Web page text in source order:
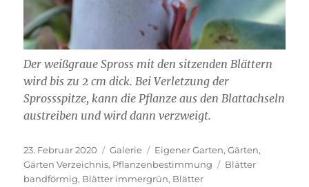
Der weißgraue Spross mit den sitzenden Blättern
wird bis zu 2 cm dick. Bei Verletzung der
Sprossspitze, kann die Pflanze aus den Blattachseln
austreiben und wird dann verzweigt.
Veröffentlicht
am
23. Februar 2020 Format
Galerie Kategorien
Eigener Garten,Gärten,
Gärten Verzeichnis, Pflanzenbestimmung Schlagwörter
Blätter
bandförmig, Blätter immergrün, Blätter